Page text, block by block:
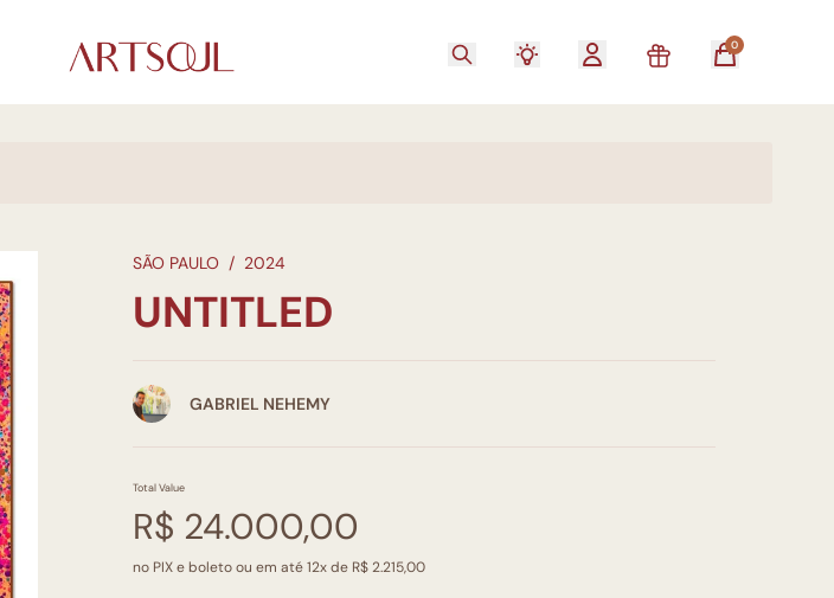
0
SÃO PAULO / 2024
UNTITLED
GABRIEL NEHEMY
Total Value
R$ 24.000,00
no PIX e boleto ou em até 12x de R$ 2.215,00